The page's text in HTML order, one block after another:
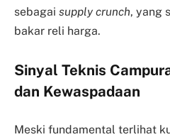
sebagai supply crunch, yang
bakar reli harga.
Sinyal Teknis
dan Kewaspadaan
Meski fundamental terlihat